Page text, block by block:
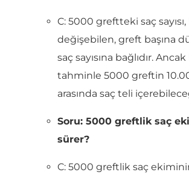
C: 5000 greftteki saç
değişebilen, greft başına
saç sayısına bağlıdır.
tahminle 5000 greftin
arasında saç teli
Soru: 5000 greftlik saç
sürer?
C: 5000 greftlik saç